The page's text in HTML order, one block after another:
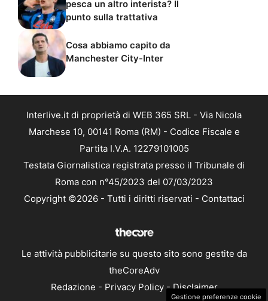
pesca un altro interista? Il
punto sulla trattativa
Cosa abbiamo capito da
Manchester City-Inter
Interlive.it di proprietà di WEB 365 SRL - Via Nicola
Marchese 10, 00141 Roma (RM) - Codice Fiscale e
Partita I.V.A. 12279101005
Testata Giornalistica registrata presso il Tribunale di
Roma con n°45/2023 del 07/03/2023
Copyright ©2026 - Tutti i diritti riservati - Contattaci
Le attività pubblicitarie su questo sito sono gestite da
theCoreAdv
Redazione - Privacy Policy-Disclaimer
Gestione preferenze cookie